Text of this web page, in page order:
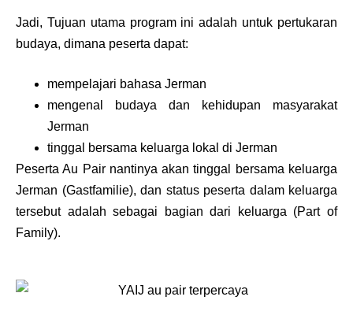
Jadi, Tujuan utama program ini adalah untuk pertukaran
budaya, dimana peserta dapat:
mempelajari bahasa Jerman
mengenal budaya dan kehidupan masyarakat
Jerman
tinggal bersama keluarga lokal di Jerman
Peserta Au Pair nantinya akan tinggal bersama keluarga
Jerman (Gastfamilie), dan status peserta dalam keluarga
tersebut adalah sebagai bagian dari keluarga (Part of
Family).